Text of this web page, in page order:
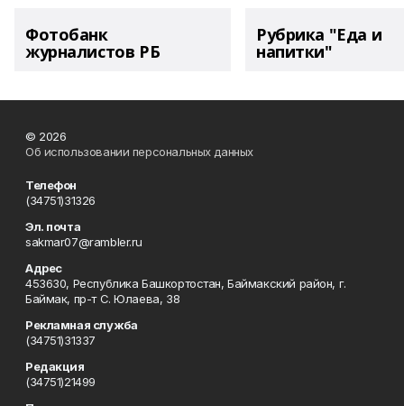
Фотобанк
журналистов РБ
Рубрика "Еда и
напитки"
© 2026
Об использовании персональных данных
Телефон
(34751)31326
Эл. почта
sakmar07@rambler.ru
Адрес
453630, Республика Башкортостан, Баймакский район, г.
Баймак, пр-т С. Юлаева, 38
Рекламная служба
(34751)31337
Редакция
(34751)21499